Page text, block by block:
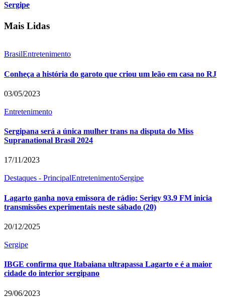
Sergipe
Mais Lidas
BrasilEntretenimento
Conheça a história do garoto que criou um leão em casa no RJ
03/05/2023
Entretenimento
Sergipana será a única mulher trans na disputa do Miss
Supranational Brasil 2024
17/11/2023
Destaques - PrincipalEntretenimentoSergipe
Lagarto ganha nova emissora de rádio: Serigy 93.9 FM inicia
transmissões experimentais neste sábado (20)
20/12/2025
Sergipe
IBGE confirma que Itabaiana ultrapassa Lagarto e é a maior
cidade do interior sergipano
29/06/2023